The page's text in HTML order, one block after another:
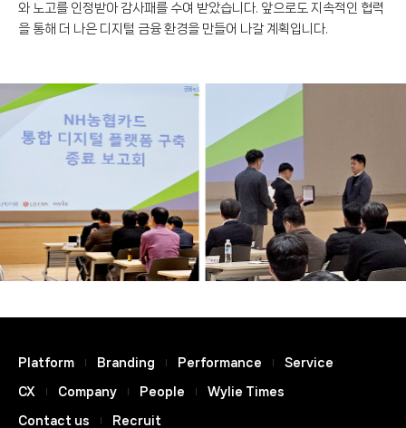
와 노고를 인정받아 감사패를 수여 받았습니다. 앞으로도 지속적인 협력
을 통해 더 나은 디지털 금융 환경을 만들어 나갈 계획입니다.
Platform Branding Performance Service
CX Company People Wylie Times
Contact us Recruit